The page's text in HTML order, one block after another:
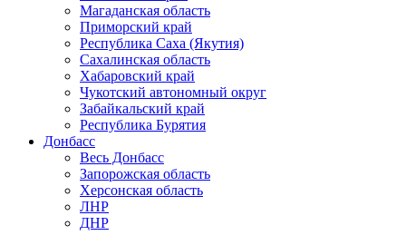
Магаданская область
Приморский край
Республика Саха (Якутия)
Сахалинская область
Хабаровский край
Чукотский автономный округ
Забайкальский край
Республика Бурятия
Донбасс
Весь Донбасс
Запорожская область
Херсонская область
ЛНР
ДНР